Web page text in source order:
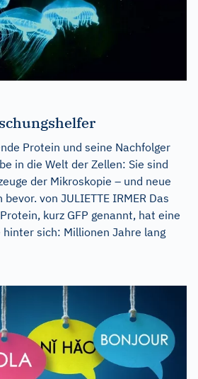
Protein und seine Nachfolger
in die Welt der Zellen: Sie sind
der Mikroskopie – und neue
von JULIETTE IRMER Das
kurz GFP genannt, hat eine
sich: Millionen Jahre lang